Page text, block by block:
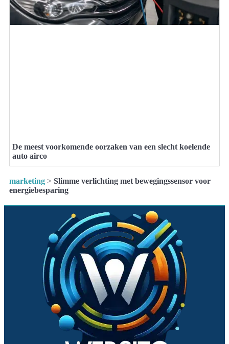
De meest voorkomende oorzaken van een slecht koelende
auto airco
marketing > Slimme verlichting met bewegingssensor voor
energiebesparing